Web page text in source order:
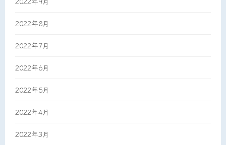
2022年8月
2022年7月
2022年6月
2022年5月
2022年4月
2022年3月